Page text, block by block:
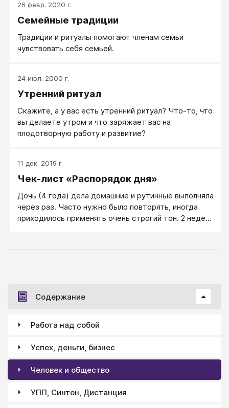
26 февр. 2020 г.
Семейные традиции
Традиции и ритуалы помогают членам семьи
чувствовать себя семьей.
24 июл. 2000 г.
Утренний ритуал
Скажите, а у вас есть утренний ритуал? Что-то, что
вы делаете утром и что заряжает вас на
плодотворную работу и развитие?
11 дек. 2019 г.
Чек-лист «Распорядок дня»
Дочь (4 года) дела домашние и рутинные выполняла
через раз. Часто нужно было повторять, иногда
приходилось применять очень строгий тон. 2 недели
Содержание
Работа над собой
Успех, деньги, бизнес
Человек и общество
УПП, Синтон, Дистанция